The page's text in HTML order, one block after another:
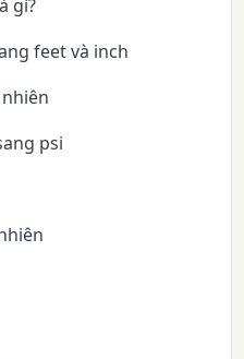
gì?
feet và inch
psi